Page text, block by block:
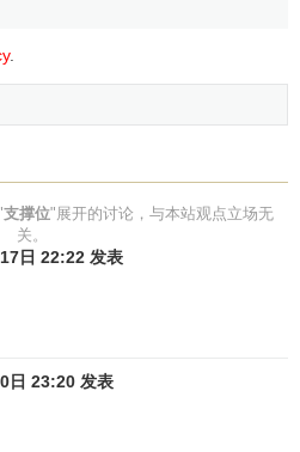
.
支撑位"展开的讨论，与本站观点立场无
关。
日 22:22 发表
日 23:20 发表